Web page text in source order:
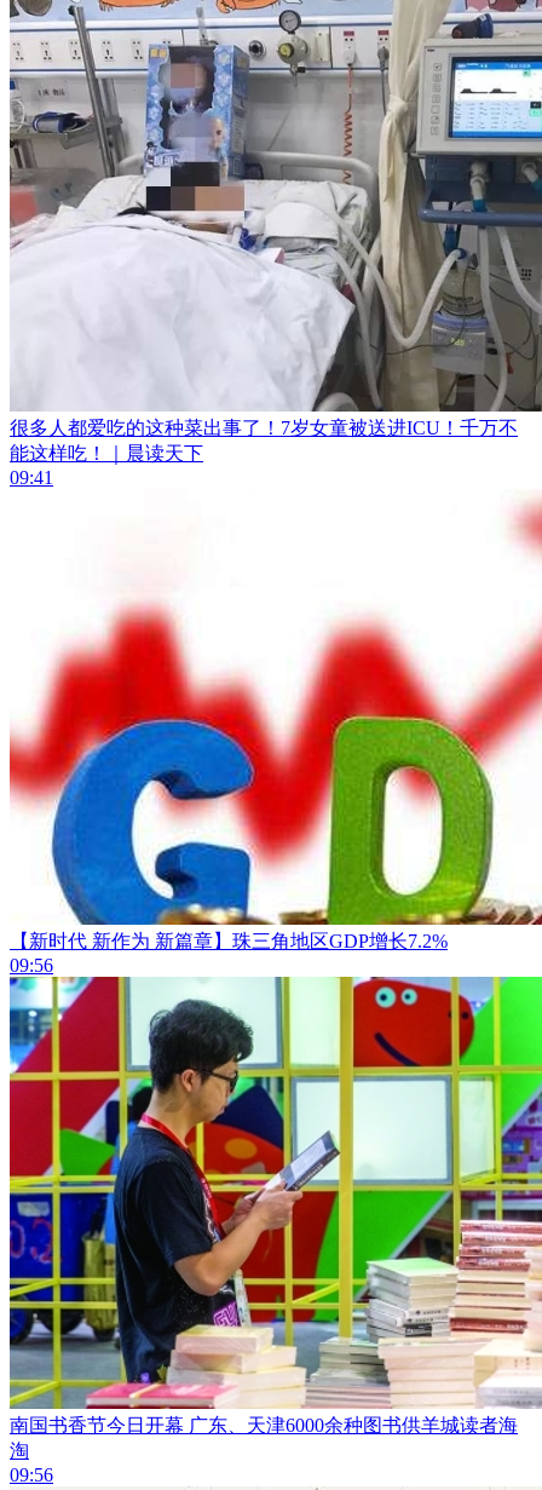
很多人都爱吃的这种菜出事了！7岁女童被送进ICU！千万不
能这样吃！｜晨读天下
09:41
【新时代 新作为 新篇章】珠三角地区GDP增长7.2%
09:56
南国书香节今日开幕 广东、天津6000余种图书供羊城读者海
淘
09:56